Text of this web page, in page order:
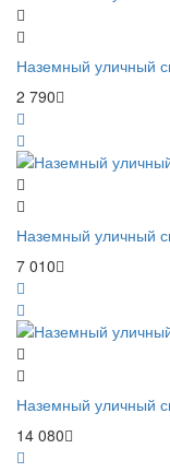
Наземный уличный
2 790
Наземный уличный
7 010
Наземный уличный
14 080